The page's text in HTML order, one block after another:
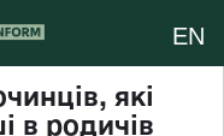
EN
які
в родичів